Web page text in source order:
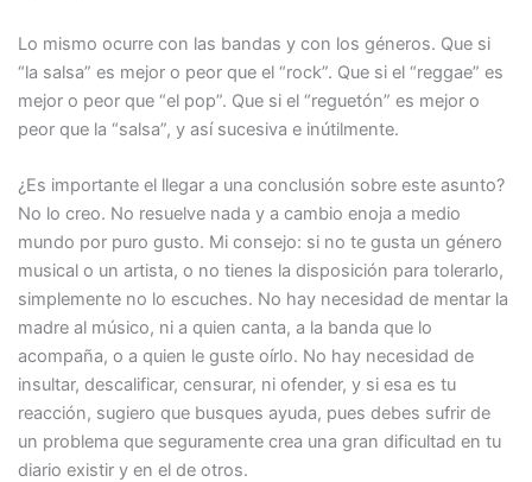
Lo mismo ocurre con las bandas y con los géneros. Que si
“la salsa” es mejor o peor que el “rock”. Que si el “reggae” es
mejor o peor que “el pop”. Que si el “reguetón” es mejor o
peor que la “salsa”, y así sucesiva e inútilmente.
¿Es importante el llegar a una conclusión sobre este asunto?
No lo creo. No resuelve nada y a cambio enoja a medio
mundo por puro gusto. Mi consejo: si no te gusta un género
musical o un artista, o no tienes la disposición para tolerarlo,
simplemente no lo escuches. No hay necesidad de mentar la
madre al músico, ni a quien canta, a la banda que lo
acompaña, o a quien le guste oírlo. No hay necesidad de
insultar, descalificar, censurar, ni ofender, y si esa es tu
reacción, sugiero que busques ayuda, pues debes sufrir de
un problema que seguramente crea una gran dificultad en tu
diario existir y en el de otros.